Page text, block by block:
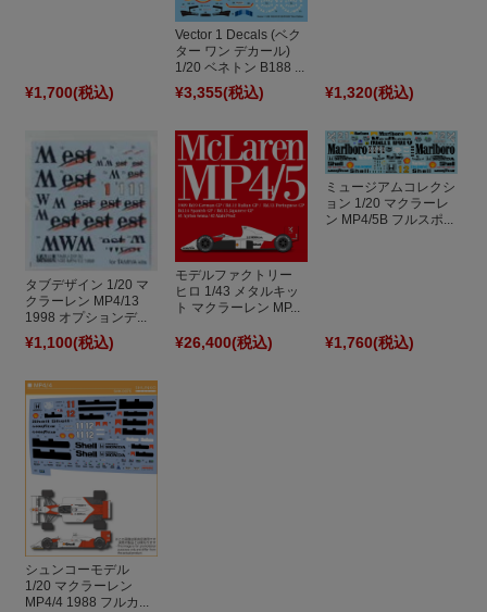
¥1,700(税込)
Vector 1 Decals (ベク
ター ワン デカール)
1/20 ベネトン B188 ...
¥3,355(税込) ¥1,320(税込)
タブデザイン 1/20 マ
クラーレン MP4/13
1998 オプションデ...
¥1,100(税込)
モデルファクトリー
ヒロ 1/43 メタルキッ
ト マクラーレン MP...
¥26,400(税込)
ミュージアムコレクシ
ョン 1/20 マクラーレ
ン MP4/5B フルスポ...
¥1,760(税込)
シュンコーモデル
1/20 マクラーレン
MP4/4 1988 フルカ...